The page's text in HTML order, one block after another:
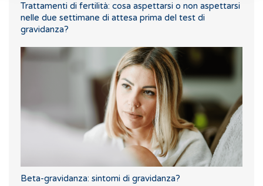
Trattamenti di fertilità: cosa aspettarsi o non aspettarsi
nelle due settimane di attesa prima del test di
gravidanza?
Beta-gravidanza: sintomi di gravidanza?